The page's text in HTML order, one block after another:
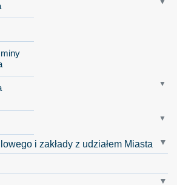
i zakłady z udziałem Miasta